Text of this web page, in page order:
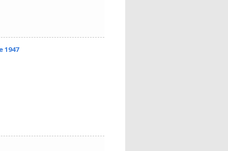
1947